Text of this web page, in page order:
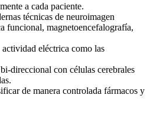
a cada paciente.
técnicas de neuroimagen
funcional, magnetoencefalografía,
eléctrica como las
direccional con células cerebrales
de manera controlada fármacos y